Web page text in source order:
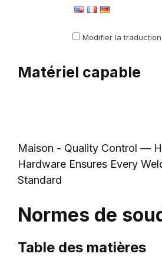
Modifier la traduction
Matériel capable
Maison - Quality Control —
Hardware Ensures Every
Standard
Normes de
Table des matières